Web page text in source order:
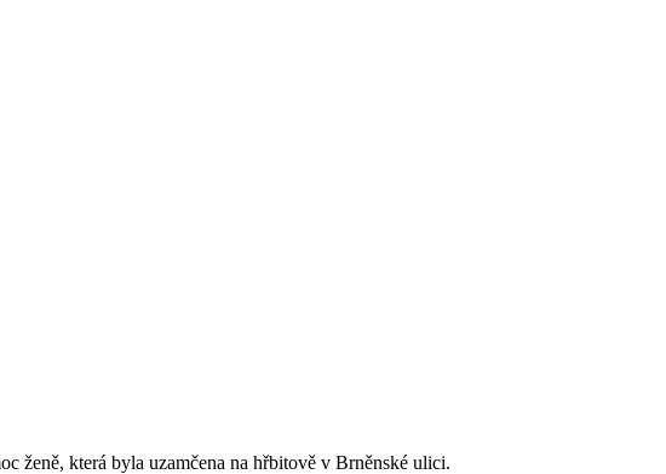
ženě, která byla uzamčena na hřbitově v Brněnské ulici.